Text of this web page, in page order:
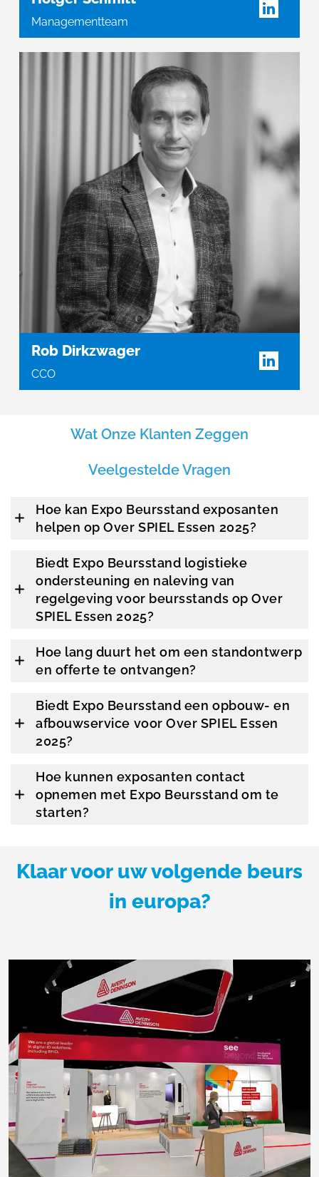
Managementteam
Rob Dirkzwager
CCO
Wat Onze Klanten Zeggen
Veelgestelde Vragen
Hoe kan Expo Beursstand exposanten
helpen op Over SPIEL Essen 2025?
Biedt Expo Beursstand logistieke
ondersteuning en naleving van
regelgeving voor beursstands op Over
SPIEL Essen 2025?
Hoe lang duurt het om een standontwerp
en offerte te ontvangen?
Biedt Expo Beursstand een opbouw- en
afbouwservice voor Over SPIEL Essen
2025?
Hoe kunnen exposanten contact
opnemen met Expo Beursstand om te
starten?
Klaar voor uw volgende beurs
in europa?